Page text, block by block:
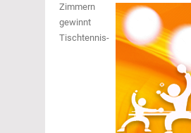
Zimmern
gewinnt
Tischtennis-